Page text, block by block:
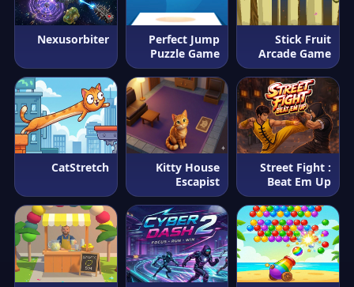
Stick Fruit
Arcade Game
Perfect Jump
Puzzle Game
Nexusorbiter
Street Fight :
Beat Em Up
Kitty House
Escapist
CatStretch